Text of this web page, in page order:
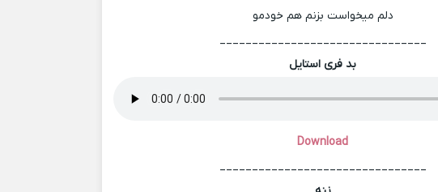
دلم میخواست بزنم هم خودمو
________________________________
بد فری استایل
Download
________________________________